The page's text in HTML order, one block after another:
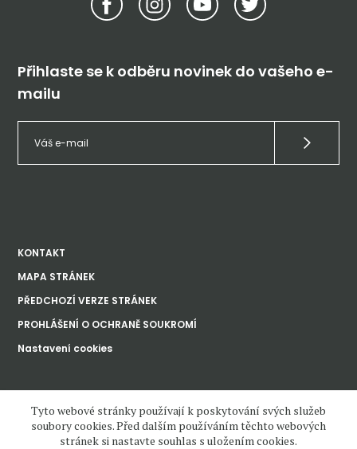
Přihlaste se k odběru novinek do vašeho e-
mailu
KONTAKT
MAPA STRÁNEK
PŘEDCHOZÍ VERZE STRÁNEK
PROHLÁŠENÍ O OCHRANĚ SOUKROMÍ
Nastavení cookies
Akademie věd
České republiky, v. v. i.
Tyto webové stránky používají k poskytování svých služeb
soubory cookies. Před dalším používáním těchto webových
stránek si nastavte souhlas s uložením cookies.